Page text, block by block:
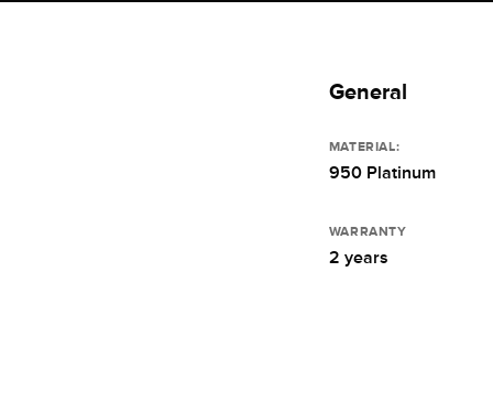
General
MATERIAL:
950 Platinum
WARRANTY
2 years